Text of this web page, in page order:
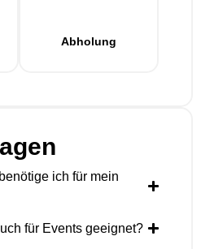
Abholung
ich für mein
für Events geeignet?